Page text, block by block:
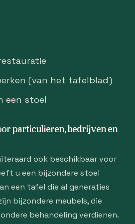
(van het tafelblad)
een stoel
particulieren, bedrijven en
ook beschikbaar voor
u een bijzondere stoel
een tafel die al generaties
bijzondere meubels, die
behandeling verdienen.